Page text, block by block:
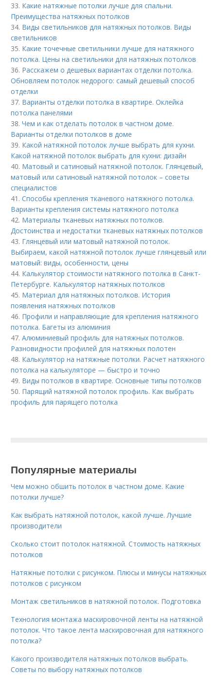
33. Какие натяжные потолки лучше для спальни.
Преимущества натяжных потолков
34. Виды светильников для натяжных потолков. Виды
светильников
35. Какие точечные светильники лучше для натяжного
потолка. Цены на светильники для натяжных потолков
36. Расскажем о дешевых вариантах отделки потолка.
Обновляем потолок недорого: самый дешевый способ
отделки
37. Варианты отделки потолка в квартире. Оклейка
потолка панелями
38.Чем и как отделать потолок в частном доме.
Варианты отделки потолков в доме
39. Какой натяжной потолок лучше выбрать для кухни.
Какой натяжной потолок выбрать для кухни: дизайн
40. Матовый и сатиновый натяжной потолок. Глянцевый,
матовый или сатиновый натяжной потолок – советы
специалистов
41.Способы крепления тканевого натяжного потолка.
Варианты крепления системы натяжного потолка
42. Материалы тканевых натяжных потолков.
Достоинства и недостатки тканевых натяжных потолков
43. Глянцевый или матовый натяжной потолок.
Выбираем, какой натяжной потолок лучше глянцевый или
матовый: виды, особенности, цены
44. Калькулятор стоимости натяжного потолка в Санкт-
Петербурге. Калькулятор натяжных потолков
45. Материал для натяжных потолков. История
появления натяжных потолков
46. Профили и направляющие для крепления натяжного
потолка. Багеты из алюминия
47.Алюминиевый профиль для натяжных потолков.
Разновидности профилей для натяжных полотен
48. Калькулятор на натяжные потолки. Расчет натяжного
потолка на калькуляторе — быстро и точно
49. Виды потолков в квартире. Основные типы потолков
50. Парящий натяжной потолок профиль. Как выбрать
профиль для парящего потолка
Популярные материалы
Чем можно обшить потолок в частном доме. Какие
потолки лучше?
Как выбрать натяжной потолок, какой лучше. Лучшие
производители
Сколько стоит потолок натяжной. Стоимость натяжных
потолков
Натяжные потолки с рисунком. Плюсы и минусы натяжных
потолков с рисунком
Монтаж светильников в натяжной потолок. Подготовка
Технология монтажа маскировочной ленты на натяжной
потолок. Что такое лента маскировочная для натяжного
потолка?
Какого производителя натяжных потолков выбрать.
Советы по выбору натяжных потолков